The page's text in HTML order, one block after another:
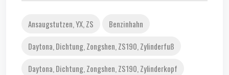
Ansaugstutzen, YX, ZS
Benzinhahn
Daytona, Dichtung, Zongshen, ZS190, Zylinderfuß
Daytona, Dichtung, Zongshen, ZS190, Zylinderkopf